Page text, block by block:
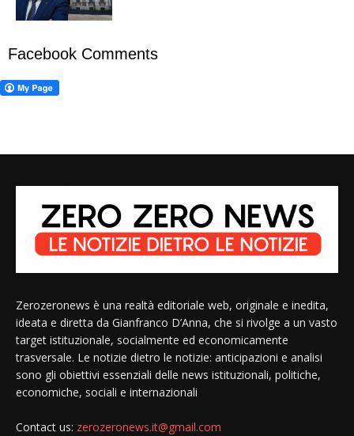
Facebook Comments
Zerozeronews è una realtà editoriale web, originale e inedita,
ideata e diretta da Gianfranco D’Anna, che si rivolge a un vasto
target istituzionale, socialmente ed economicamente
trasversale. Le notizie dietro le notizie: anticipazioni e analisi
sono gli obiettivi essenziali delle news istituzionali, politiche,
economiche, sociali e internazionali
Contact us: zerozeronews.it@gmail.com